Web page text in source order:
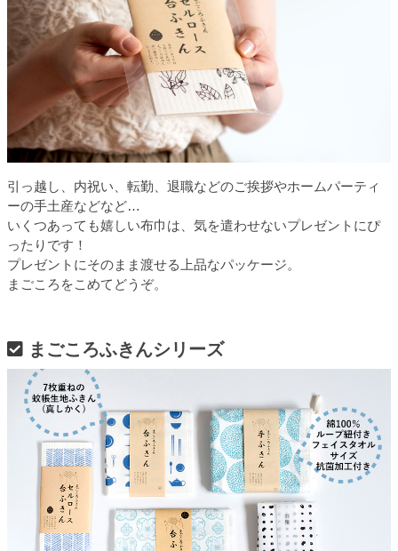
引っ越し、内祝い、転勤、退職などのご挨拶やホームパーティ
ーの手土産などなど…
いくつあっても嬉しい布巾は、気を遣わせないプレゼントにぴ
ったりです！
プレゼントにそのまま渡せる上品なパッケージ。
まごころをこめてどうぞ。
まごころふきんシリーズ